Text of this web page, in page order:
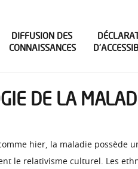
DIFFUSION DES
CONNAISSANCES
DE LA
hier, la maladie possède
le relativisme culturel. Les